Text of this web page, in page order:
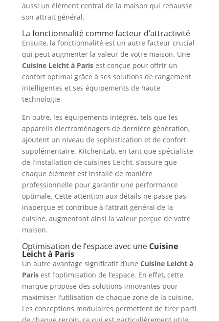
aussi un élément central de la maison qui rehausse
son attrait général.
La fonctionnalité comme facteur d’attractivité
Ensuite, la fonctionnalité est un autre facteur crucial
qui peut augmenter la valeur de votre maison. Une
Cuisine Leicht à Parisest conçue pour offrir un
confort optimal grâce à ses solutions de rangement
intelligentes et ses équipements de haute
technologie.
En outre, les équipements intégrés, tels que les
appareils électroménagers de dernière génération,
ajoutent un niveau de sophistication et de confort
supplémentaire. KitchenLab, en tant que spécialiste
de l’installation de cuisines Leicht, s’assure que
chaque élément est installé de manière
professionnelle pour garantir une performance
optimale. Cette attention aux détails ne passe pas
inaperçue et contribue à l’attrait général de la
cuisine, augmentant ainsi la valeur perçue de votre
maison.
Optimisation de l’espace avec une Cuisine
Leicht à Paris
Un autre avantage significatif d’une Cuisine Leicht à
Parisest l’optimisation de l’espace. En effet, cette
marque propose des solutions innovantes pour
maximiser l’utilisation de chaque zone de la cuisine.
Les conceptions modulaires permettent de tirer parti